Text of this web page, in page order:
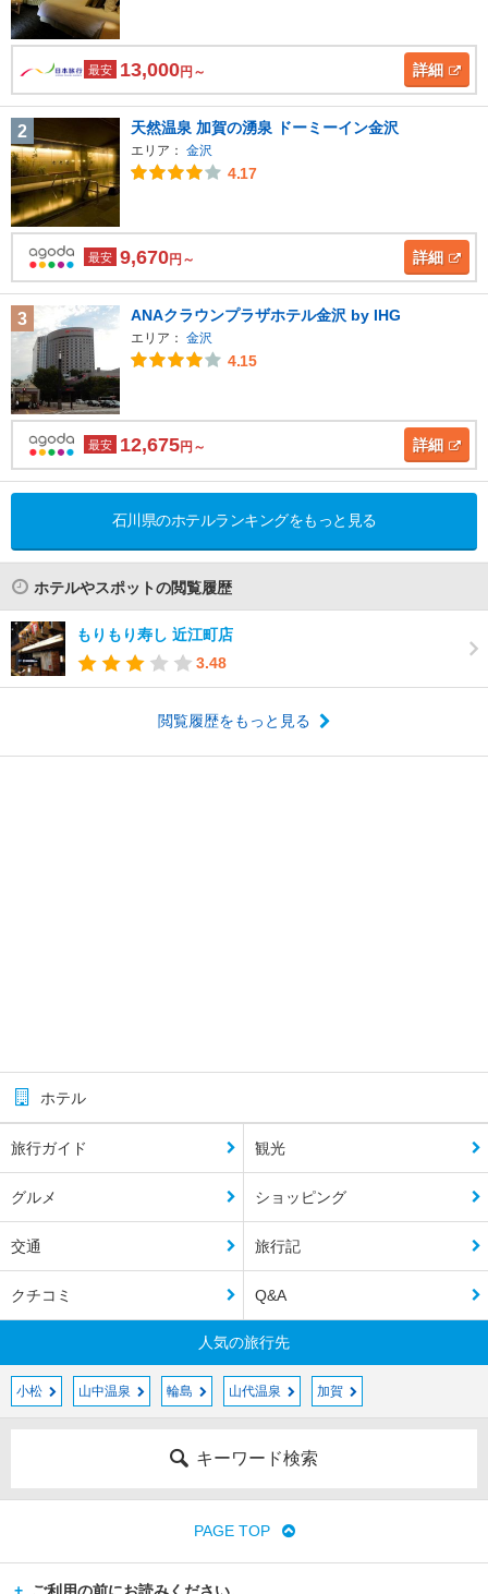
最安 13,000円～ 詳細
2 天然温泉 加賀の湧泉 ドーミーイン金沢
エリア： 金沢
4.17
最安 9,670円～ 詳細
3 ANAクラウンプラザホテル金沢 by IHG
エリア： 金沢
4.15
最安 12,675円～ 詳細
石川県のホテルランキングをもっと見る
ホテルやスポットの閲覧履歴
もりもり寿し 近江町店
3.48
閲覧履歴をもっと見る
ホテル
旅行ガイド 観光
グルメ ショッピング
交通 旅行記
クチコミ Q&A
人気の旅行先
小松 山中温泉 輪島 山代温泉 加賀
キーワード検索
PAGE TOP